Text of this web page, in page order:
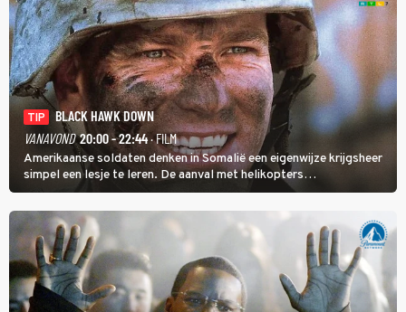
TIP
BLACK HAWK DOWN
VANAVOND 20:00 - 22:44· FILM
Amerikaanse soldaten denken in Somalië een eigenwijze krijgsheer
simpel een lesje te leren. De aanval met helikopters
verloopt in Black Hawk down dramatisch.